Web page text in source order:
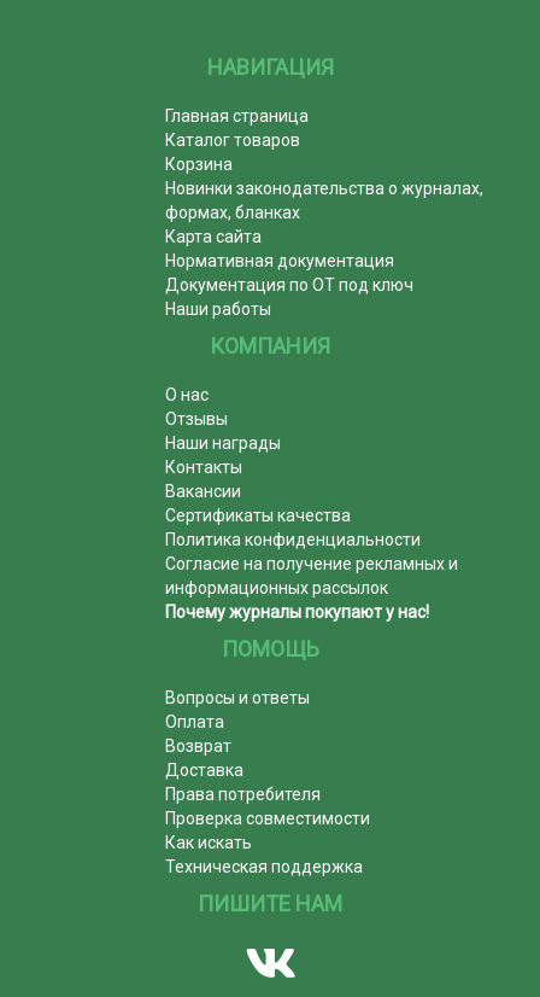
НАВИГАЦИЯ
Главная страница
Каталог товаров
Корзина
Новинки законодательства о журналах,
формах, бланках
Карта сайта
Нормативная документация
Документация по ОТ под ключ
Наши работы
КОМПАНИЯ
О нас
Отзывы
Наши награды
Контакты
Вакансии
Сертификаты качества
Политика конфиденциальности
Согласие на получение рекламных и
информационных рассылок
Почему журналы покупают у нас!
ПОМОЩЬ
Вопросы и ответы
Оплата
Возврат
Доставка
Права потребителя
Проверка совместимости
Как искать
Техническая поддержка
ПИШИТЕ НАМ